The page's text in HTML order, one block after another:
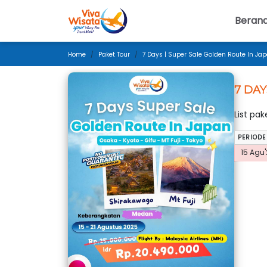
Home Paket Tour 7 Days | Super Sale Golden Route In
7
List
PERIODE
15